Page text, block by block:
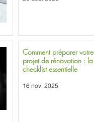
Comment préparer votre
projet de rénovation : la
checklist essentielle
16 nov. 2025